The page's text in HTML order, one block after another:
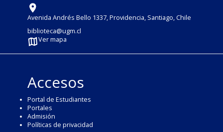
Avenida Andrés Bello 1337, Providencia, Santiago, Chile
biblioteca@ugm.cl
Ver mapa
Accesos
Portal de Estudiantes
Portales
Admisión
Políticas de privacidad